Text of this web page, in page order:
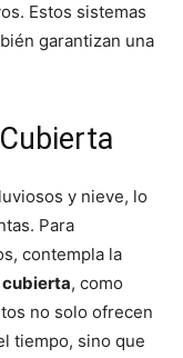
Estos sistemas
garantizan una
y nieve, lo
Para
contempla la
, como
no solo ofrecen
tiempo, sino que